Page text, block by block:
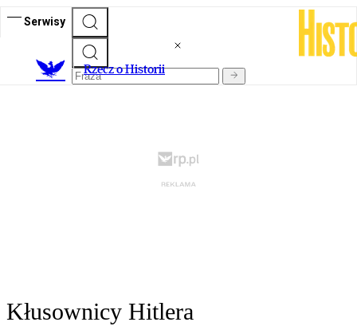
Serwisy
Rzecz o Historii
Kłusownicy Hitlera